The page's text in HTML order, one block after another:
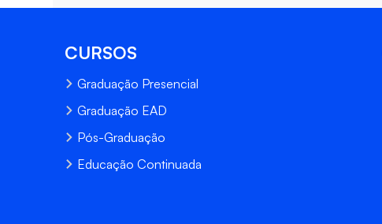
CURSOS
Graduação Presencial
Graduação EAD
Pós-Graduação
Educação Continuada